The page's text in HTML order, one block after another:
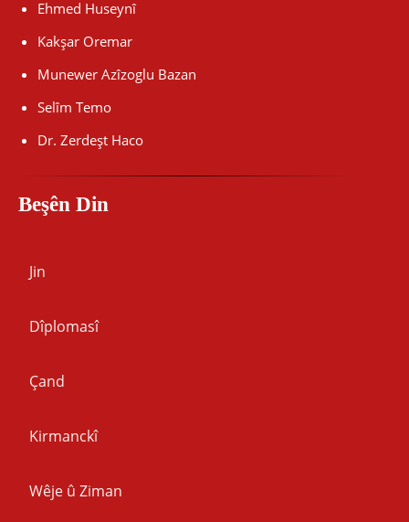
Ehmed Huseynî
Kakşar Oremar
Munewer Azîzoglu Bazan
Selîm Temo
Dr. Zerdeşt Haco
Beşên Din
Jin
Dîplomasî
Çand
Kirmanckî
Wêje û Ziman